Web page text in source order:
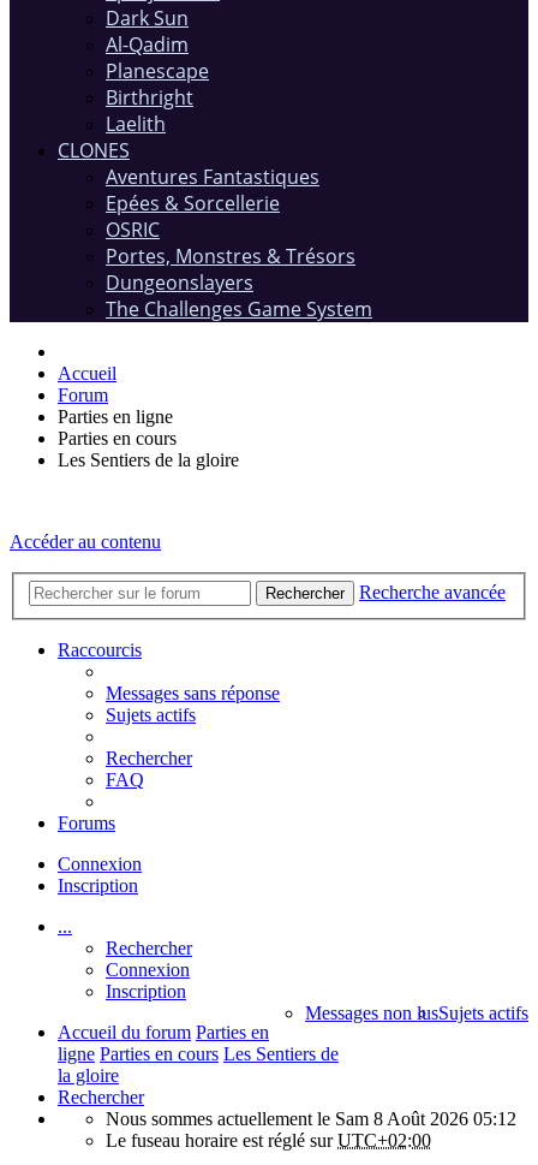
Dark Sun
Al-Qadim
Planescape
Birthright
Laelith
CLONES
Aventures Fantastiques
Epées & Sorcellerie
OSRIC
Portes, Monstres & Trésors
Dungeonslayers
The Challenges Game System
Accueil
Forum
Parties en ligne
Parties en cours
Les Sentiers de la gloire
Accéder au contenu
Rechercher Recherche avancée
Raccourcis
Messages sans réponse
Sujets actifs
Rechercher
FAQ
Forums
Connexion
Inscription
...
Rechercher
Connexion
Inscription
Sujets actifs
Messages non lus
Accueil du forum Parties en
ligne Parties en cours Les Sentiers de
la gloire
Rechercher
Nous sommes actuellement le Sam 8 Août 2026 05:12
Le fuseau horaire est réglé surUTC+02:00